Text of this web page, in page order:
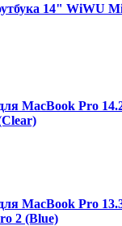
14" WiWU
MacBook Pro
MacBook Pro
2 (Blue)